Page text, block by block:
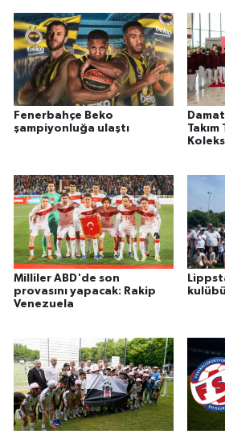
Fenerbahçe Beko
şampiyonluğa ulaştı
Milliler ABD'de son
provasını yapacak: Rakip
Venezuela